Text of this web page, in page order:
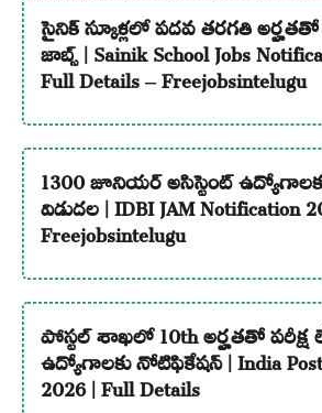
సైనిక్ స్కూళ్లలో పదవ తరగతి
జాబ్స్ | Sainik School Jobs
Full Details – Freejobsintelugu
1300 జూనియర్ అసిస్టెంట్
విడుదల | IDBI JAM Notification
Freejobsintelugu
పోస్టల్ శాఖలో 10th అర్హతతో పరీక్ష
ఉద్యోగాలకు నోటిఫికేషన్ | India
2026 | Full Details